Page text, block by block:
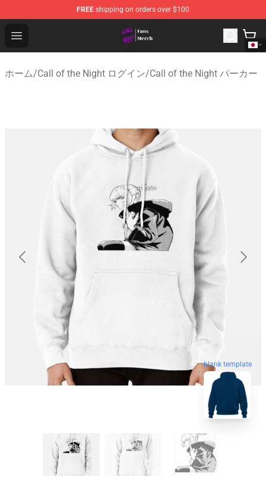
FREE shipping on orders over $100
Open menu
Call of the Night Store - Official Call of the Night
ホーム/Call of the Night ログイン/Call of the Night パーカー
blank template